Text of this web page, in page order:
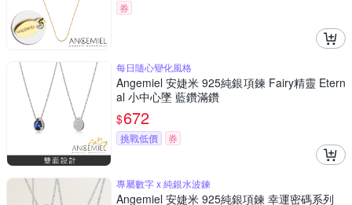
券
每日隨心變化風格
Angemiel 安婕米 925純銀項鍊 Fairy精靈 Etern
al 小中心墜 藍鑽滿鑽
$672
挑戰低價 券
專屬數字 x 純銀水波鍊
Angemiel 安婕米 925純銀項鍊 幸運密碼系列